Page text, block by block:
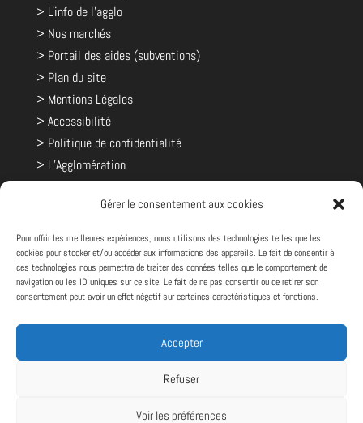
Gérer le consentement aux cookies
Pour offrir les meilleures expériences, nous utilisons des technologies telles que les
cookies pour stocker et/ou accéder aux informations des appareils. Le fait de consentir à
ces technologies nous permettra de traiter des données telles que le comportement de
navigation ou les ID uniques sur ce site. Le fait de ne pas consentir ou de retirer son
consentement peut avoir un effet négatif sur certaines caractéristiques et fonctions.
Accepter
Refuser
Voir les préférences
> L'info de l'agglo
> Nos marchés
> Portail des aides (subventions)
> Plan du site
> Mentions Légales
> Accessibilité
> Politique de confidentialité
> L’Agglomération
> Les compétences de l'Agglo.
> Le Conseil Communautaire
> Le Bureau Communautaire
> Les Commissions Communautaires
> Les élus
> Les communes
> Les rapports d'activités
> Syndicat Mixte du Pays Chaunois